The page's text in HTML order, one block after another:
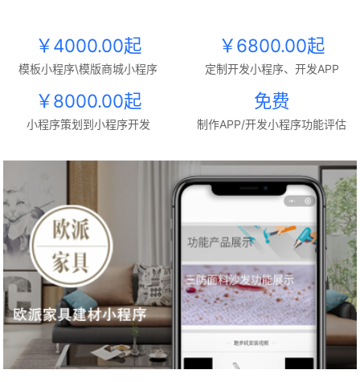
￥4000.00起
模板小程序\模版商城小程序
￥6800.00起
定制开发小程序、开发APP
￥8000.00起
小程序策划到小程序开发
免费
制作APP/开发小程序功能评估